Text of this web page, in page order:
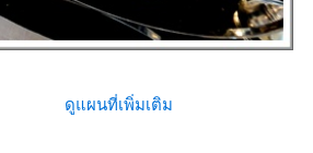
ดูแผนที่เพิ่มเติม